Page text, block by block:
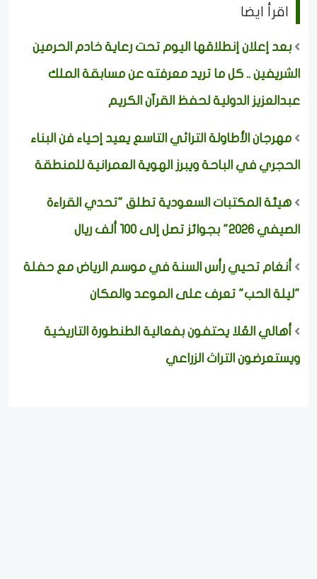
اقرأ ايضا
بعد إعلان إنطلاقها اليوم تحت رعاية خادم الحرمين
الشريفين .. كل ما تريد معرفته عن مسابقة الملك
عبدالعزيز الدولية لحفظ القرآن الكريم
مهرجان الأطاولة التراثي التاسع يعيد إحياء فن البناء
الحجري في الباحة ويبرز الهوية العمرانية للمنطقة
هيئة المكتبات السعودية تطلق "تحدي القراءة
الصيفي 2026" بجوائز تصل إلى 100 ألف ريال
أنغام تحيي رأس السنة في موسم الرياض مع حفلة
"ليلة الحب" تعرف على الموعد والمكان
أهالي العُلا يحتفون بفعالية الطنطورة التاريخية
ويستعرضون التراث الزراعي